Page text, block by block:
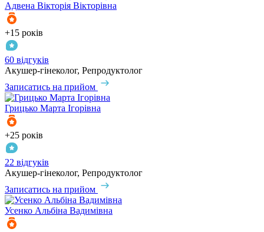
Адвена Вікторія Вікторівна
+15 років
60 відгуків
Акушер-гінеколог, Репродуктолог
Записатись на прийом
Грицько Марта Ігорівна
+25 років
22 відгуків
Акушер-гінеколог, Репродуктолог
Записатись на прийом
Усенко Альбіна Вадимівна